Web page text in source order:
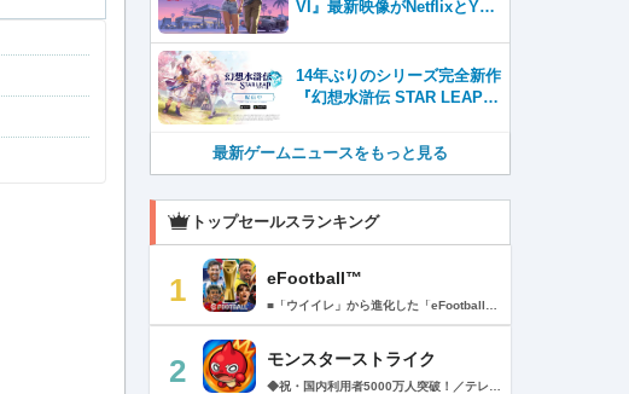
VI』最新映像がNetflixとYou
14年ぶりのシリーズ完全新作
『幻想水滸伝 STAR LEAP』
最新ゲームニュースをもっと見る
トップセールスランキング
1 eFootball™
2 モンスターストライク